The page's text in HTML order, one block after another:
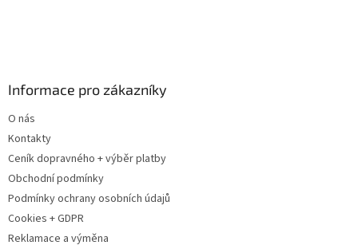
Informace pro zákazníky
O nás
Kontakty
Ceník dopravného + výběr platby
Obchodní podmínky
Podmínky ochrany osobních údajů
Cookies + GDPR
Reklamace a výměna